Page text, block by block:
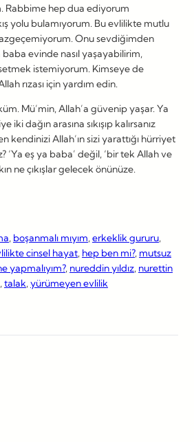
Rabbime hep dua ediyorum
yolu bulamıyorum. Bu evlilikte mutlu
Onu sevdiğimden
evinde nasıl yaşayabilirim,
istemiyorum. Kimseye de
rızası için yardım edin.
Mü’min, Allah’a güvenip yaşar. Ya
iki dağın arasına sıkışıp kalırsanız
kendinizi Allah’ın sizi yarattığı hürriyet
‘Ya eş ya baba’ değil, ‘bir tek Allah ve
ne çıkışlar gelecek önünüze.
, boşanmalı mıyım, erkeklik gururu
cinsel hayat, hep ben mi?, mutsuz
yapmalıyım?, nureddin yıldız, nurettin
, talak, yürümeyen evlilik